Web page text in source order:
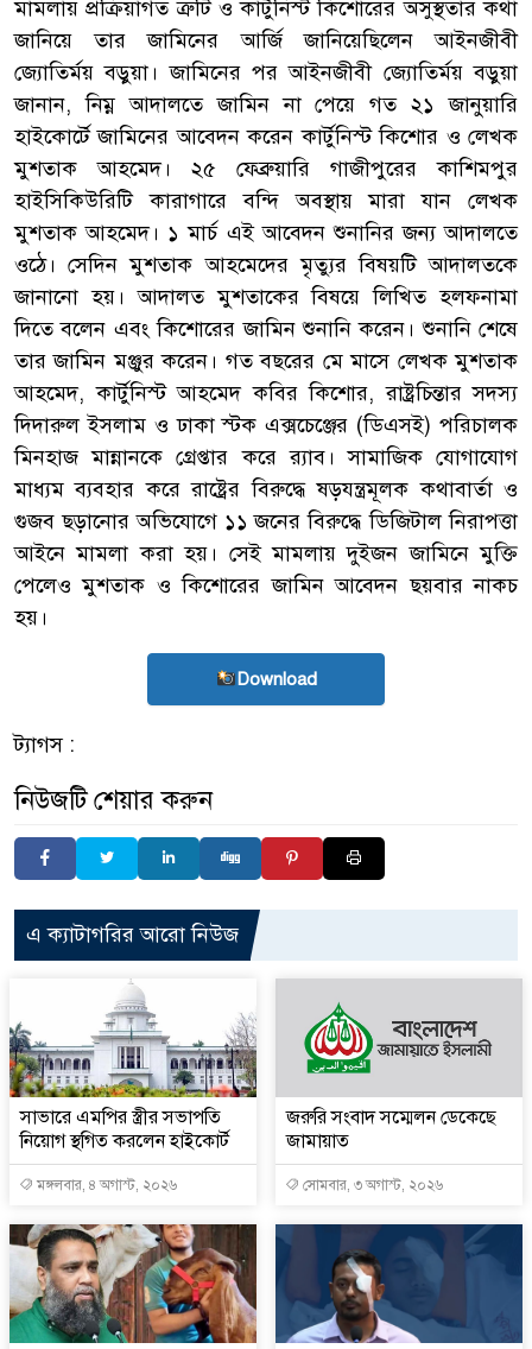
মামলায় প্রক্রিয়াগত ত্রুটি ও কার্টুনিস্ট কিশোরের অসুস্থতার কথা
জানিয়ে তার জামিনের আর্জি জানিয়েছিলেন আইনজীবী
জ্যোতির্ময় বড়ুয়া। জামিনের পর আইনজীবী জ্যোতির্ময় বড়ুয়া
জানান, নিম্ন আদালতে জামিন না পেয়ে গত ২১ জানুয়ারি
হাইকোর্টে জামিনের আবেদন করেন কার্টুনিস্ট কিশোর ও লেখক
মুশতাক আহমেদ। ২৫ ফেব্রুয়ারি গাজীপুরের কাশিমপুর
হাইসিকিউরিটি কারাগারে বন্দি অবস্থায় মারা যান লেখক
মুশতাক আহমেদ। ১ মার্চ এই আবেদন শুনানির জন্য আদালতে
ওঠে। সেদিন মুশতাক আহমেদের মৃত্যুর বিষয়টি আদালতকে
জানানো হয়। আদালত মুশতাকের বিষয়ে লিখিত হলফনামা
দিতে বলেন এবং কিশোরের জামিন শুনানি করেন। শুনানি শেষে
তার জামিন মঞ্জুর করেন। গত বছরের মে মাসে লেখক মুশতাক
আহমেদ, কার্টুনিস্ট আহমেদ কবির কিশোর, রাষ্ট্রচিন্তার সদস্য
দিদারুল ইসলাম ও ঢাকা স্টক এক্সচেঞ্জের (ডিএসই) পরিচালক
মিনহাজ মান্নানকে গ্রেপ্তার করে র‌্যাব। সামাজিক যোগাযোগ
মাধ্যম ব্যবহার করে রাষ্ট্রের বিরুদ্ধে ষড়যন্ত্রমূলক কথাবার্তা ও
গুজব ছড়ানোর অভিযোগে ১১ জনের বিরুদ্ধে ডিজিটাল নিরাপত্তা
আইনে মামলা করা হয়। সেই মামলায় দুইজন জামিনে মুক্তি
পেলেও মুশতাক ও কিশোরের জামিন আবেদন ছয়বার নাকচ
হয়।
Download
ট্যাগস :
নিউজটি শেয়ার করুন
এ ক্যাটাগরির আরো নিউজ
সাভারে এমপির স্ত্রীর সভাপতি
নিয়োগ স্থগিত করলেন হাইকোর্ট
মঙ্গলবার, ৪ অগাস্ট, ২০২৬
জরুরি সংবাদ সম্মেলন ডেকেছে
জামায়াত
সোমবার, ৩ অগাস্ট, ২০২৬